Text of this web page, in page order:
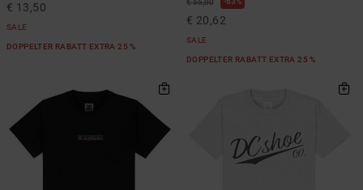
€ 13,50
SALE
DOPPELTER RABATT EXTRA 25 %
€ 55,00
€ 20,62
SALE
DOPPELTER RABATT EXTRA 25 %